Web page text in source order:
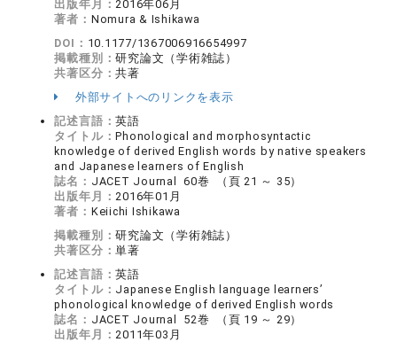
出版年月：2016年06月
著者： Nomura & Ishikawa
DOI： 10.1177/1367006916654997
掲載種別：研究論文（学術雑誌）
共著区分：共著
外部サイトへのリンクを表示
記述言語：英語
タイトル：Phonological and morphosyntactic
knowledge of derived English words by native speakers
and Japanese learners of English
誌名： JACET Journal 60巻 （頁 21 ～ 35）
出版年月：2016年01月
著者： Keiichi Ishikawa
掲載種別：研究論文（学術雑誌）
共著区分：単著
記述言語：英語
タイトル： Japanese English language learners’
phonological knowledge of derived English words
誌名： JACET Journal 52巻 （頁 19 ～ 29）
出版年月：2011年03月